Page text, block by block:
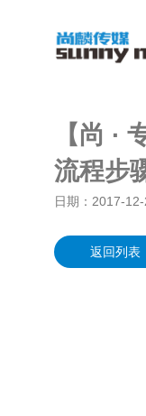
【尚 ·
流程步
日期： 2017-
返回列表